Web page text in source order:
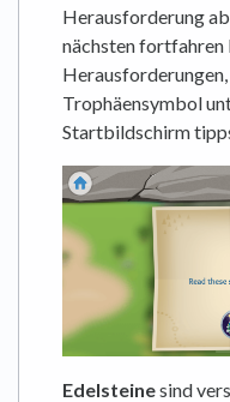
Herausforderung
nächsten fortfahren
Trophäensymbol
Startbildschirm
Edelsteinesind